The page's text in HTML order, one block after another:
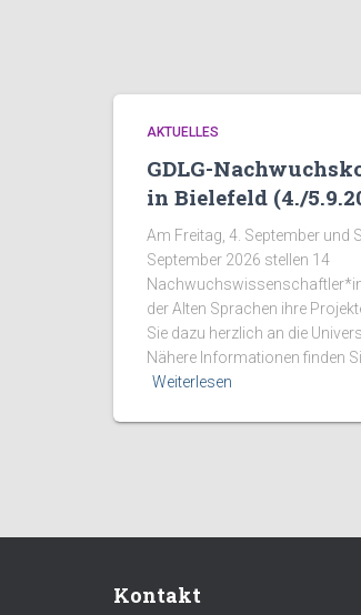
AKTUELLES
GDLG-
in Bielefeld (4./
Am Freitag, 4. September und
September 2026 stellen 14
der Alten Sprachen ihre
Sie dazu herzlich an die
Nähere Informationen finden
Weiterlesen
Kontakt